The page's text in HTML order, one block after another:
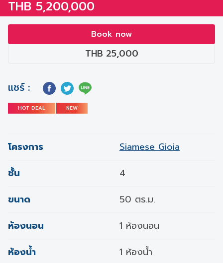
THB 5,200,000
Book now
THB 25,000
HOT DEAL NEW
แชร์ :
โครงการ
Siamese Gioia
ชั้น
4
ขนาด
50 ตร.ม.
ห้องนอน
1 ห้องนอน
ห้องน้ำ
1 ห้องน้ำ